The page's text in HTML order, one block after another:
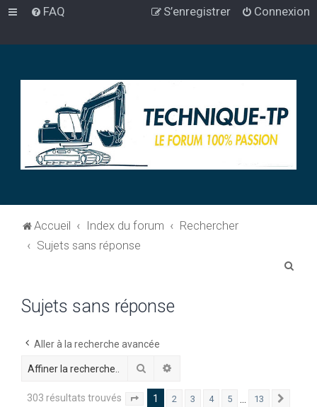
FAQ Connexion
S’enregistrer
Accueil Index du forum
Rechercher
Sujets sans réponse
Sujets sans réponse
Aller à la recherche avancée
Rechercher
303 résultats trouvés Page sur 13
1 2 3 4 5 13